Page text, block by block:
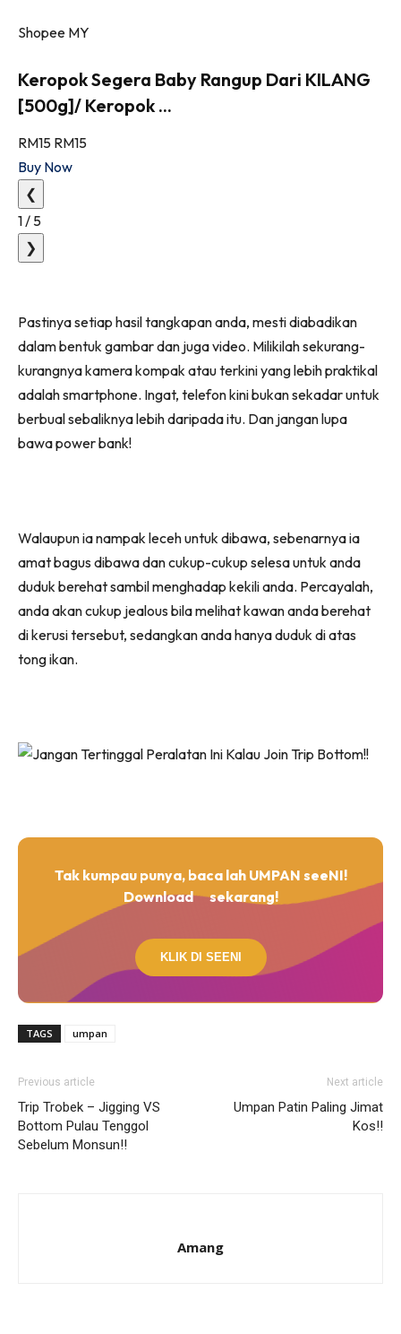
Shopee MY
Keropok Segera Baby Rangup Dari KILANG
[500g]/ Keropok ...
RM15 RM15
Buy Now
❮
1 / 5
❯
Pastinya setiap hasil tangkapan anda, mesti diabadikan
dalam bentuk gambar dan juga video. Milikilah sekurang-
kurangnya kamera kompak atau terkini yang lebih praktikal
adalah smartphone. Ingat, telefon kini bukan sekadar untuk
berbual sebaliknya lebih daripada itu. Dan jangan lupa
bawa power bank!
Walaupun ia nampak leceh untuk dibawa, sebenarnya ia
amat bagus dibawa dan cukup-cukup selesa untuk anda
duduk berehat sambil menghadap kekili anda. Percayalah,
anda akan cukup jealous bila melihat kawan anda berehat
di kerusi tersebut, sedangkan anda hanya duduk di atas
tong ikan.
Tak kumpau punya, baca lah UMPAN seeNI!
Download
sekarang!
KLIK DI SEENI
TAGS umpan
Previous article
Trip Trobek – Jigging VS
Bottom Pulau Tenggol
Sebelum Monsun!!
Next article
Umpan Patin Paling Jimat
Kos!!
Amang